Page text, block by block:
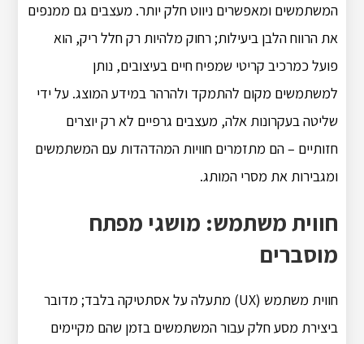
המשתמשים ומאפשרים ניווט חלק יותר. מעצבים גם ממנפים
את הרווח הלבן ביעילות; רחוק מלהיות רק חלל ריק, הוא
פועל כמרכיב קריטי שמפיח חיים בעיצובים, נותן
למשתמשים מקום להתמקד ולהרהר במידע המוצג. על ידי
שליטה בעקרונות אלה, מעצבים גרפיים לא רק יוצרים
חזותיים – הם מתזמרים חוויות המהדהדות עם המשתמשים
ומגבירות את מסרי המותג.
חווית משתמש: מושגי מפתח
מוסברים
חווית משתמש (UX) מתעלה על אסתטיקה בלבד; מדובר
ביצירת מסע חלק עבור המשתמשים בזמן שהם מקיימים